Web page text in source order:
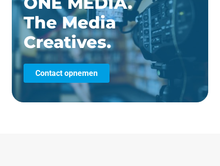
The Media
Creatives.
Contact opnemen